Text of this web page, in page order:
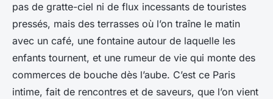
pas de gratte-ciel ni de flux incessants de touristes
pressés, mais des terrasses où l’on traîne le matin
avec un café, une fontaine autour de laquelle les
enfants tournent, et une rumeur de vie qui monte des
commerces de bouche dès l’aube. C’est ce Paris
intime, fait de rencontres et de saveurs, que l’on vient